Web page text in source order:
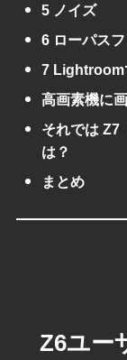
5 ノイズ
6 ローパス
7 Lightroom
高画素機に
それでは Z7
は？
まとめ
Z6ユー